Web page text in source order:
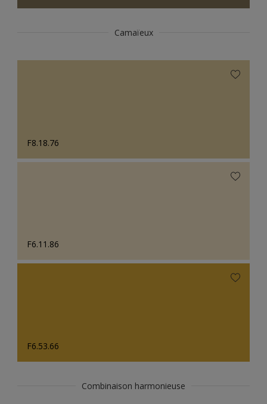
Camaïeux
F8.18.76
F6.11.86
F6.53.66
Combinaison harmonieuse